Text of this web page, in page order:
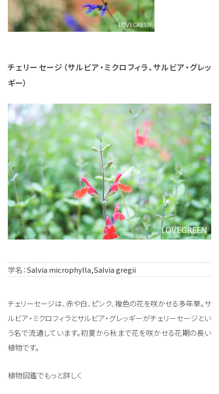
チェリーセージ（サルビア・ミクロフィラ、サルビア・グレッ
ギー）
学名：Salvia microphylla,Salvia gregii
チェリーセージは、赤や白、ピンク、複色の花を咲かせる多年草。サ
ルビア・ミクロフィラとサルビア・グレッギーがチェリーセージとい
う名で流通しています。初夏から秋まで花を咲かせる花期の長い
植物です。
植物図鑑でもっと詳しく